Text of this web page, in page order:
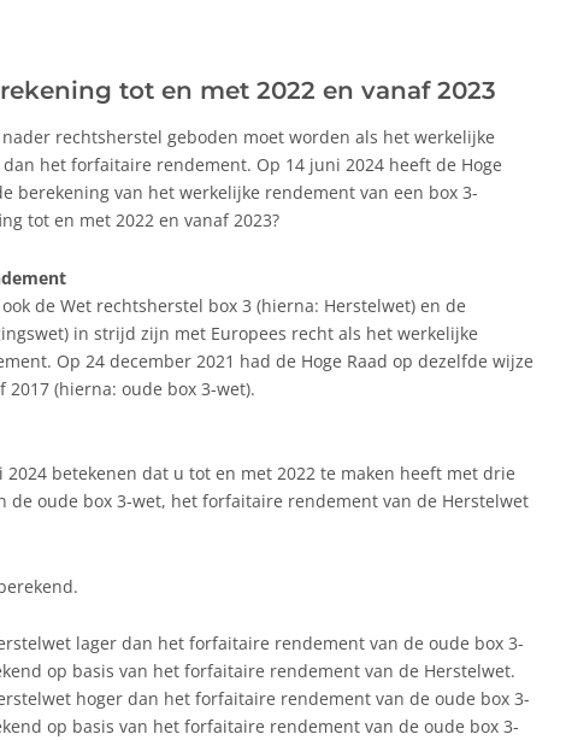
tot en met 2022 en vanaf 2023
rechtsherstel geboden moet worden als het werkelijke
het forfaitaire rendement. Op 14 juni 2024 heeft de Hoge
berekening van het werkelijke rendement van een box 3-
tot en met 2022 en vanaf 2023?
de Wet rechtsherstel box 3 (hierna: Herstelwet) en de
in strijd zijn met Europees recht als het werkelijke
Op 24 december 2021 had de Hoge Raad op dezelfde wijze
(hierna: oude box 3-wet).
betekenen dat u tot en met 2022 te maken heeft met drie
oude box 3-wet, het forfaitaire rendement van de Herstelwet
lager dan het forfaitaire rendement van de oude box 3-
op basis van het forfaitaire rendement van de Herstelwet.
hoger dan het forfaitaire rendement van de oude box 3-
op basis van het forfaitaire rendement van de oude box 3-